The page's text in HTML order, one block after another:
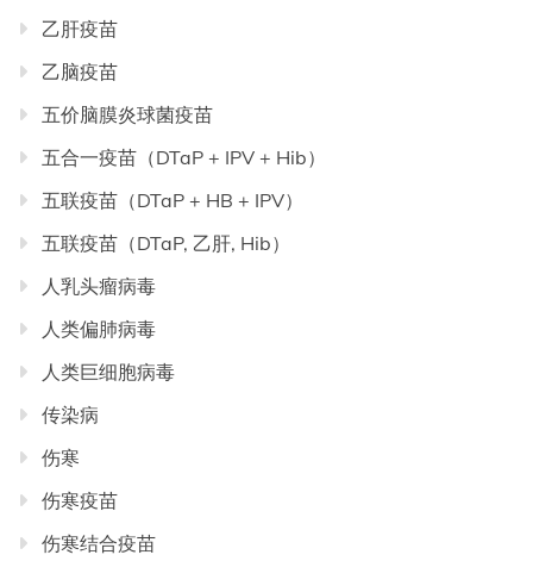
乙肝疫苗
乙脑疫苗
五价脑膜炎球菌疫苗
五合一疫苗（DTaP + IPV + Hib）
五联疫苗（DTaP + HB + IPV）
五联疫苗（DTaP, 乙肝, Hib）
人乳头瘤病毒
人类偏肺病毒
人类巨细胞病毒
传染病
伤寒
伤寒疫苗
伤寒结合疫苗